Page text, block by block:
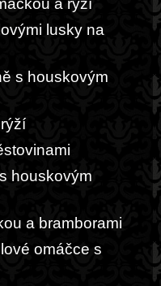
lusky na
s houskovým
houskovým
a bramborami
omáčce s